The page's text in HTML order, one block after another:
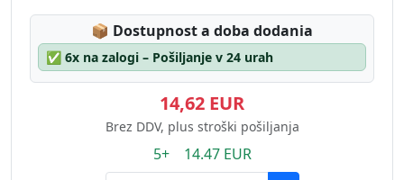
📦 Lagerstatus:
Dostupnost a doba dodania
✅ 6x na zalogi – Pošiljanje v 24 urah
14,62 EUR
Brez DDV, plus stroški pošiljanja
5+ 14.47 EUR